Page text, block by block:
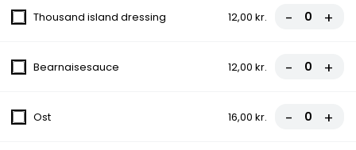
fra
1. Margherita
fra 70,00 kr.
Thousand island dressing 12,00 kr. - +
Bearnaisesauce 12,00 kr. - +
Ost 16,00 kr. - +